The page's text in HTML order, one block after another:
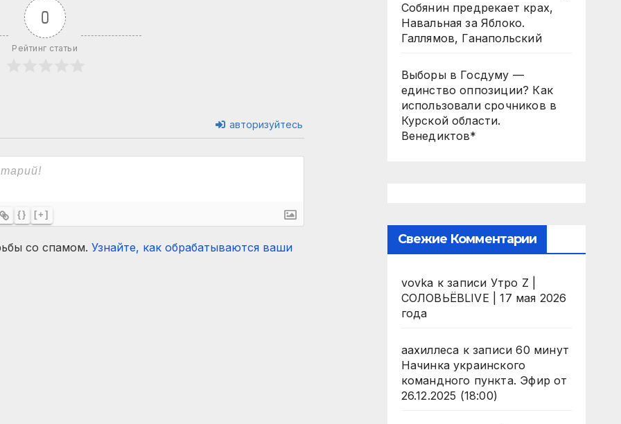
0
Рейтинг статьи
авторизуйтесь
{} [+]
со спамом. Узнайте, как обрабатываются ваши
Собянин предрекает крах,
Навальная за Яблоко.
Галлямов, Ганапольский
Выборы в Госдуму —
единство оппозиции? Как
использовали срочников в
Курской области.
Венедиктов*
Свежие Комментарии
vovka к записи Утро Z |
СОЛОВЬЁВLIVE | 17 мая 2026
года
аахиллеса к записи60 минут
Начинка украинского
командного пункта. Эфир от
26.12.2025 (18:00)